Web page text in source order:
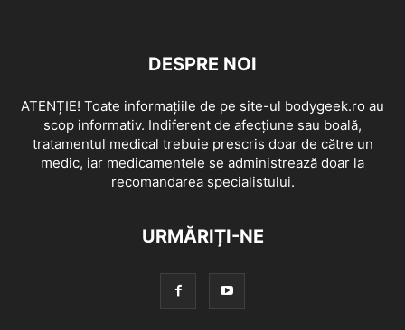
DESPRE NOI
ATENȚIE! Toate informațiile de pe site-ul bodygeek.ro au
scop informativ. Indiferent de afecțiune sau boală,
tratamentul medical trebuie prescris doar de către un
medic, iar medicamentele se administrează doar la
recomandarea specialistului.
URMĂRIȚI-NE